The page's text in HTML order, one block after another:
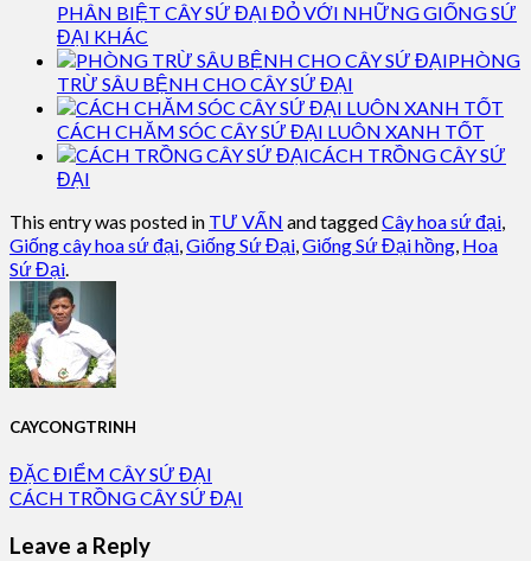
PHÂN BIỆT CÂY SỨ ĐẠI ĐỎ VỚI NHỮNG GIỐNG SỨ
ĐẠI KHÁC
PHÒNG
TRỪ SÂU BỆNH CHO CÂY SỨ ĐẠI
CÁCH CHĂM SÓC CÂY SỨ ĐẠI LUÔN XANH TỐT
CÁCH TRỒNG CÂY SỨ
ĐẠI
This entry was posted in TƯ VẤN and taggedCây hoa sứ đại,
Giống cây hoa sứ đại,Giống Sứ Đại,Giống Sứ Đại hồng, Hoa
Sứ Đại.
CAYCONGTRINH
ĐẶC ĐIỂM CÂY SỨ ĐẠI
CÁCH TRỒNG CÂY SỨ ĐẠI
Leave a Reply